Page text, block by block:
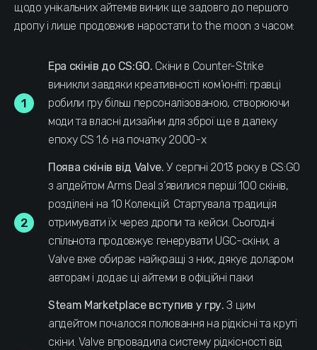
щодо унікальних айтемів виник ще задовго до першого
дропу і лише продовжив наростати to the moon з часом:
Ера скінів до CS:GO. Скіни в Counter-Strike
виникли завдяки креативності ком’юніті: гравці
робили гру більш персоналізованою, створюючи
моди та власні дизайни для зброї ще в далеку
епоху CS 1.6 на початку 2000-х
Поява скінів від Valve.У серпні 2013 року в CS:GO
з апдейтом Arms Deal з’явилися перші 100 скінів,
розділені на 10 Колекцій. Стартувала традиція
отримувати їх через дропи та кейси. Сьогодні
спільнота продовжує генерувати UGC-скіни, а
Valve вже обирає найкращі з них, дякує доларом
авторам і додає ці айтеми в офіційні паки
Steam Marketplace вступив у гру.З цим
апдейтом почалося полювання на рідкісні та круті
скіни. Valve впровадила систему рідкісності від